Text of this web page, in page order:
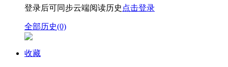
登录后可同步云端阅读历史 点击登录
全部历史(0)
收藏